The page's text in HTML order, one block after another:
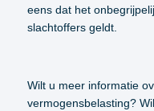
eens dat het
slachtoffers geldt.
Wilt u meer informatie
vermogensbelasting?